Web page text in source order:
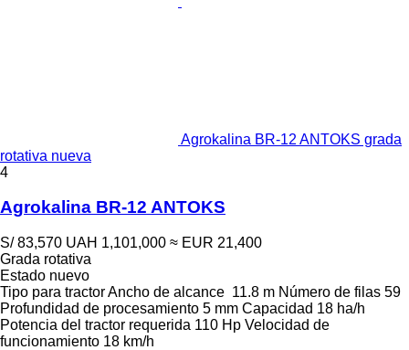
Agrokalina BR-12 ANTOKS grada
rotativa nueva
4
Agrokalina BR-12 ANTOKS
S/ 83,570 UAH 1,101,000 ≈ EUR 21,400
Grada rotativa
Estado nuevo
Tipo para tractorAncho de alcance 11.8 m Número de filas 59
Profundidad de procesamiento 5 mm Capacidad 18 ha/h
Potencia del tractor requerida 110 Hp Velocidad de
funcionamiento 18 km/h